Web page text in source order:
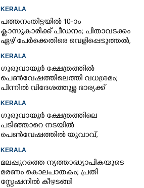
KERALA
പത്തനംതിട്ടയിൽ 10-ാം
ക്ലാസുകാരിക്ക് പീഡനം; പിതാവടക്കം
ഏഴ് പേർക്കെതിരെ വെളിപ്പെടുത്തൽ,
KERALA
ഗുരുവായൂർ ക്ഷേത്രത്തിൽ
പെൺവേഷത്തിലെത്തി വധശ്രമം;
പിന്നിൽ വിദേശത്തുള്ള ഭാര്യക്ക്
KERALA
ഗുരുവായൂർ ക്ഷേത്രത്തിലെ
പടിഞ്ഞാറെ നടയിൽ
പെൺവേഷത്തിൽ യുവാവ്,​
തെളിഞ്ഞത് വൻഗൂഢാലോചന
KERALA
മലപ്പുറത്തെ നൃത്താദ്ധ്യാപികയുടെ
മരണം കൊലപാതകം; പ്രതി
സ്റ്റേഷനിൽ കീഴടങ്ങി